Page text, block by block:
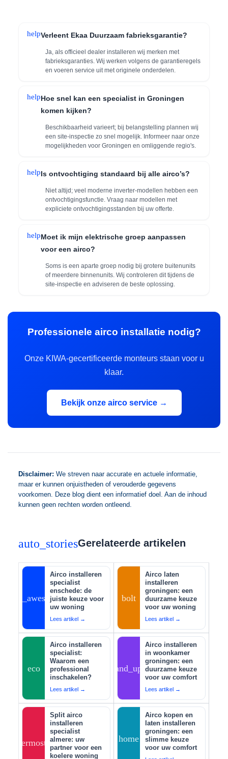
helpVerleent Ekaa Duurzaam fabrieksgarantie?
Ja, als officieel dealer installeren wij merken met
fabrieksgaranties. Wij werken volgens de garantieregels
en voeren service uit met originele onderdelen.
helpHoe snel kan een specialist in Groningen
komen kijken?
Beschikbaarheid varieert; bij belangstelling plannen wij
een site-inspectie zo snel mogelijk. Informeer naar onze
mogelijkheden voor Groningen en omliggende regio's.
helpIs ontvochtiging standaard bij alle airco’s?
Niet altijd; veel moderne inverter-modellen hebben een
ontvochtigingsfunctie. Vraag naar modellen met
expliciete ontvochtigingsstanden bij uw offerte.
helpMoet ik mijn elektrische groep aanpassen
voor een airco?
Soms is een aparte groep nodig bij grotere buitenunits
of meerdere binnenunits. Wij controleren dit tijdens de
site-inspectie en adviseren de beste oplossing.
Professionele airco installatie nodig?
Onze KIWA-gecertificeerde monteurs staan voor u
klaar.
Bekijk onze airco service →
Disclaimer: We streven naar accurate en actuele informatie,
maar er kunnen onjuistheden of verouderde gegevens
voorkomen. Deze blog dient een informatief doel. Aan de inhoud
kunnen geen rechten worden ontleend.
auto_storiesGerelateerde artikelen
auto_awesome
Airco installeren
specialist
enschede: de
juiste keuze voor
uw woning
Lees artikel →
bolt
Airco laten
installeren
groningen: een
duurzame keuze
voor uw woning
Lees artikel →
eco
Airco installeren
specialist:
Waarom een
professional
inschakelen?
Lees artikel →
tips_and_updates
Airco installeren
in woonkamer
groningen: een
duurzame keuze
voor uw comfort
Lees artikel →
thermostat
Split airco
installeren
specialist
almere: uw
partner voor een
koelere woning
home
Airco kopen en
laten installeren
groningen: een
slimme keuze
voor uw comfort